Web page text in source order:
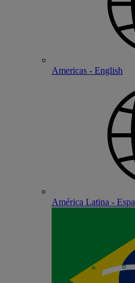
Americas - English
América Latina -